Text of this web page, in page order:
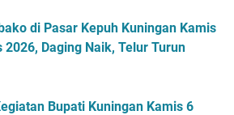
di Pasar Kepuh Kuningan Kamis
2026, Daging Naik, Telur Turun
Bupati Kuningan Kamis 6